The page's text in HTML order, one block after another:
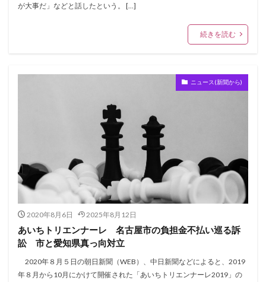
が大事だ」などと話したという。 […]
続きを読む
ニュース(新聞から)
2020年8月6日 2025年8月12日
あいちトリエンナーレ 名古屋市の負担金不払い巡る訴
訟 市と愛知県真っ向対立
2020年８月５日の朝日新聞（WEB）、中日新聞などによると、2019
年８月から10月にかけて開催された「あいちトリエンナーレ2019」の